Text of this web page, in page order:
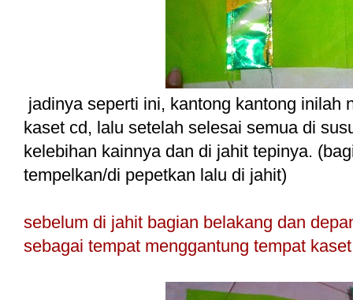
jadinya seperti ini, kantong kantong inilah
kaset cd, lalu setelah selesai semua di
kelebihan kainnya dan di jahit tepinya.
tempelkan/di pepetkan lalu di jahit)
sebelum di jahit bagian belakang dan
sebagai tempat menggantung tempat